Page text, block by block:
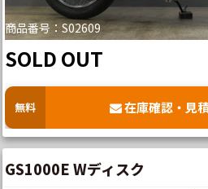
商品番号：S02609
SOLD OUT
無料 在庫確認・見
GS1000E Wディスク